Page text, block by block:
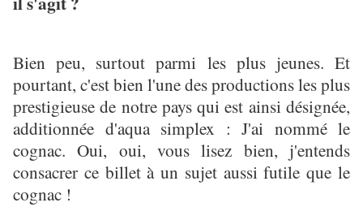
Bien peu, surtout parmi les plus jeunes. Et
pourtant, c'est bien l'une des productions les plus
prestigieuse de notre pays qui est ainsi désignée,
additionnée d'aqua simplex : J'ai nommé le
cognac. Oui, oui, vous lisez bien, j'entends
consacrer ce billet à un sujet aussi futile que le
cognac !